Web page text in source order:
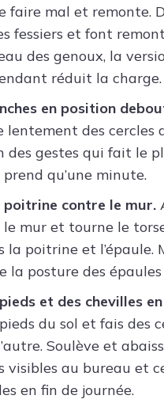
faire mal et remonte.
fessiers et font
des genoux, la
réduit la charge.
en position
lentement des cercles
des gestes qui fait le
qu’une minute.
poitrine contre le mur.
mur et tourne le
la poitrine et
la posture des
et des chevilles
du sol et fais des
Soulève et
visibles au bureau et
en fin de journée.